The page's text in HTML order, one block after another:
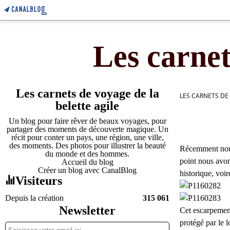
Les
Les carnets de voyage de la
belette agile
Un blog pour faire rêver de beaux voyages, pour
partager des moments de découverte magique. Un
récit pour conter un pays, une région, une ville,
des moments. Des photos pour illustrer la beauté
du monde et des hommes.
Accueil du blog
Créer un blog avec CanalBlog
Visiteurs
Depuis la création 315 061
Newsletter
LES CARNETS
Récemment
point nous
historique,
Cet
protégé par le